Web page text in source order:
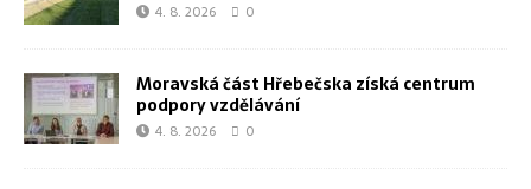
4. 8. 2026 0
Moravská část Hřebečska získá centrum
podpory vzdělávání
4. 8. 2026 0